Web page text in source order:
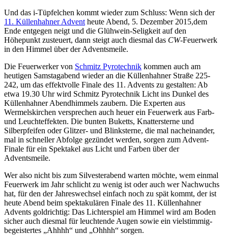
Und das i-Tüpfelchen kommt wieder zum Schluss: Wenn sich der
11. Küllenhahner Advent heute Abend, 5. Dezember 2015,dem
Ende entgegen neigt und die Glühwein-Seligkeit auf den
Höhepunkt zusteuert, dann steigt auch diesmal das CW-Feuerwerk
in den Himmel über der Adventsmeile.
Die Feuerwerker von Schmitz Pyrotechnik kommen auch am
heutigen Samstagabend wieder an die Küllenhahner Straße 225-
242, um das effektvolle Finale des 11. Advents zu gestalten: Ab
etwa 19.30 Uhr wird Schmitz Pyrotechnik Licht ins Dunkel des
Küllenhahner Abendhimmels zaubern. Die Experten aus
Wermelskirchen versprechen auch heuer ein Feuerwerk aus Farb-
und Leuchteffekten. Die bunten Buketts, Knattersterne und
Silberpfeifen oder Glitzer- und Blinksterne, die mal nacheinander,
mal in schneller Abfolge gezündet werden, sorgen zum Advent-
Finale für ein Spektakel aus Licht und Farben über der
Adventsmeile.
Wer also nicht bis zum Silvesterabend warten möchte, wem einmal
Feuerwerk im Jahr schlicht zu wenig ist oder auch wer Nachwuchs
hat, für den der Jahreswechsel einfach noch zu spät kommt, der ist
heute Abend beim spektakulären Finale des 11. Küllenhahner
Advents goldrichtig: Das Lichterspiel am Himmel wird am Boden
sicher auch diesmal für leuchtende Augen sowie ein vielstimmig-
begeistertes „Ahhhh“ und „Ohhhh“ sorgen.